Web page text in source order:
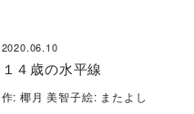
2020.06.10
１４歳の水平線
作: 椰月 美智子絵: またよし